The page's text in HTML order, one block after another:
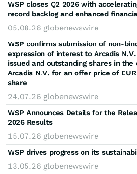
WSP closes Q2 2026 with
record backlog and enhanced
05.08.26 globenewswire
WSP confirms submission of non-
expression of interest to Arcadis
issued and outstanding shares in the
Arcadis N.V. for an offer price of
share
24.07.26 globenewswire
WSP Announces Details for the
2026 Results
15.07.26 globenewswire
WSP drives progress on its
13.05.26 globenewswire